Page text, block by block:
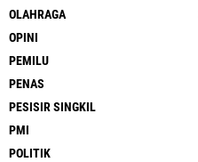
OLAHRAGA
OPINI
PEMILU
PENAS
PESISIR SINGKIL
PMI
POLITIK